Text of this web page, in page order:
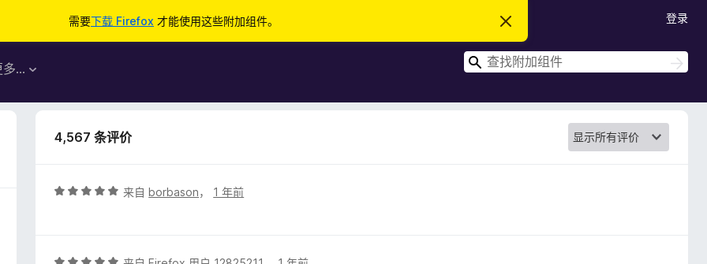
需要下载 Firefox 才能使用这些附加组件。
忽
此
通
知
多…
登录
搜
搜
索
4,567 条评价
评
5
来自borbason， 1 年前